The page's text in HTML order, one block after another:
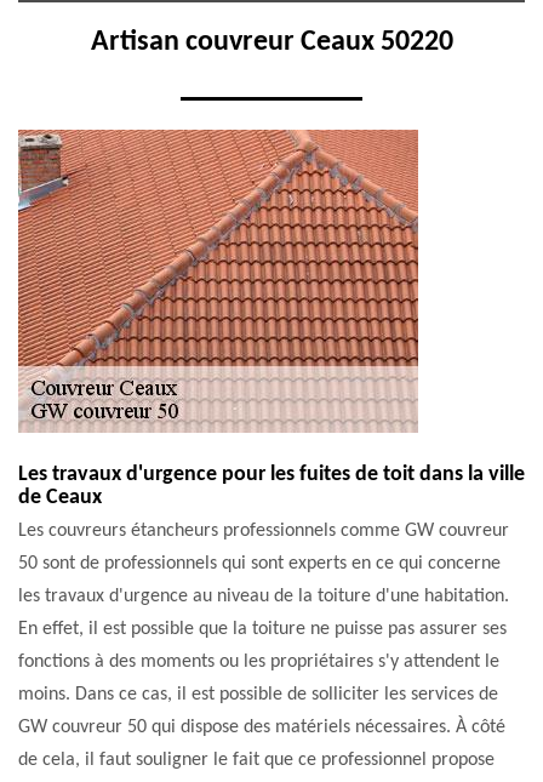
Artisan couvreur Ceaux 50220
Les travaux d'urgence pour les fuites de toit dans la ville
de Ceaux
Les couvreurs étancheurs professionnels comme GW couvreur
50 sont de professionnels qui sont experts en ce qui concerne
les travaux d'urgence au niveau de la toiture d'une habitation.
En effet, il est possible que la toiture ne puisse pas assurer ses
fonctions à des moments ou les propriétaires s'y attendent le
moins. Dans ce cas, il est possible de solliciter les services de
GW couvreur 50 qui dispose des matériels nécessaires. À côté
de cela, il faut souligner le fait que ce professionnel propose